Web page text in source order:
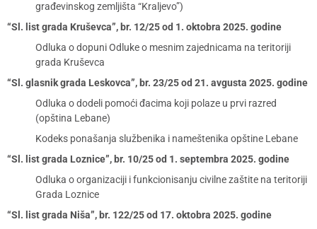
građevinskog zemljišta “Kraljevo”)
“Sl. list grada Kruševca”, br. 12/25 od 1. oktobra 2025. godine
Odluka o dopuni Odluke o mesnim zajednicama na teritoriji
grada Kruševca
“Sl. glasnik grada Leskovca”, br. 23/25 od 21. avgusta 2025. godine
Odluka o dodeli pomoći đacima koji polaze u prvi razred
(opština Lebane)
Kodeks ponašanja službenika i nameštenika opštine Lebane
“Sl. list grada Loznice”, br. 10/25 od 1. septembra 2025. godine
Odluka o organizaciji i funkcionisanju civilne zaštite na teritoriji
Grada Loznice
“Sl. list grada Niša”, br. 122/25 od 17. oktobra 2025. godine